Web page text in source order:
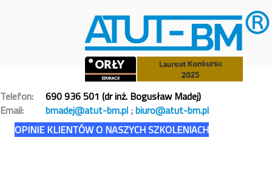
Telefon:
690 936 501 (dr inż. Bogusław Madej)
Email: bmadej@atut-bm.pl ;biuro@atut-bm.pl
OPINIE KLIENTÓW O NASZYCH SZKOLENIACH